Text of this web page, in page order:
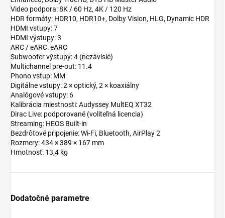
Video podpora: 8K / 60 Hz, 4K / 120 Hz
HDR formáty: HDR10, HDR10+, Dolby Vision, HLG, Dynamic HDR
HDMI vstupy: 7
HDMI výstupy: 3
ARC / eARC: eARC
Subwoofer výstupy: 4 (nezávislé)
Multichannel pre-out: 11.4
Phono vstup: MM
Digitálne vstupy: 2 × optický, 2 × koaxiálny
Analógové vstupy: 6
Kalibrácia miestnosti: Audyssey MultEQ XT32
Dirac Live: podporované (voliteľná licencia)
Streaming: HEOS Built-in
Bezdrôtové pripojenie: Wi-Fi, Bluetooth, AirPlay 2
Rozmery: 434 × 389 × 167 mm
Hmotnosť: 13,4 kg
Dodatočné parametre